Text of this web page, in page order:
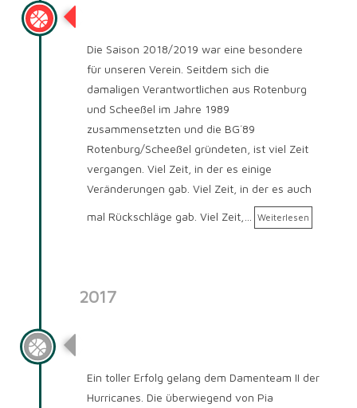
Die Saison 2018/2019 war eine besondere
für unseren Verein. Seitdem sich die
damaligen Verantwortlichen aus Rotenburg
und Scheeßel im Jahre 1989
zusammensetzten und die BG´89
Rotenburg/Scheeßel gründeten, ist viel Zeit
vergangen. Viel Zeit, in der es einige
Veränderungen gab. Viel Zeit, in der es auch
mal Rückschläge gab. Viel Zeit,… Weiterlesen
2017
Ein toller Erfolg gelang dem Damenteam II der
Hurricanes. Die überwiegend von Pia